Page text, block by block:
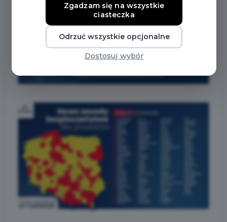
Zgadzam się na wszystkie
ciasteczka
Odrzuć wszystkie opcjonalne
Dostosuj wybór